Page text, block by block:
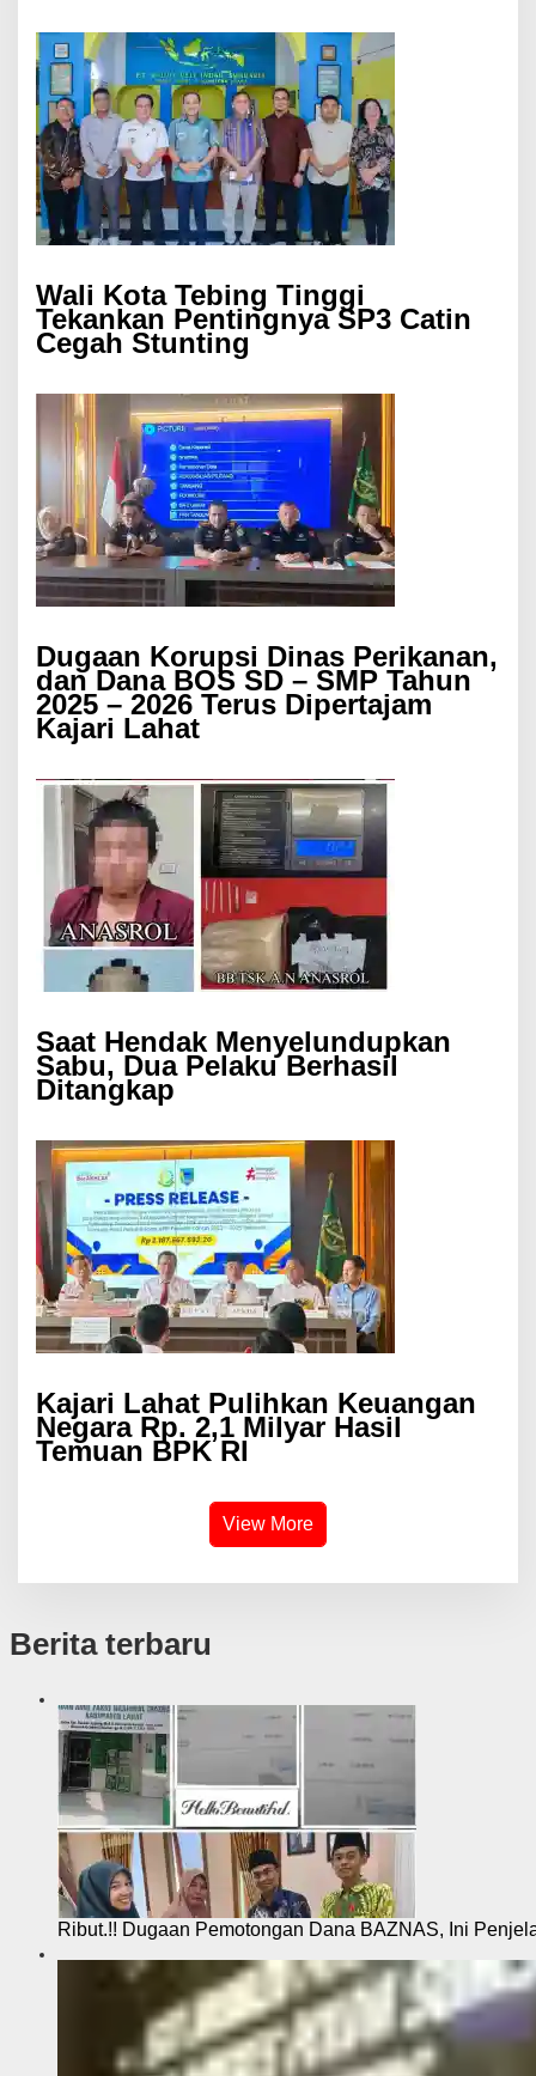
Wali Kota Tebing Tinggi
Tekankan Pentingnya SP3 Catin
Cegah Stunting
Dugaan Korupsi Dinas Perikanan,
dan Dana BOS SD – SMP Tahun
2025 – 2026 Terus Dipertajam
Kajari Lahat
Saat Hendak Menyelundupkan
Sabu, Dua Pelaku Berhasil
Ditangkap
Kajari Lahat Pulihkan Keuangan
Negara Rp. 2,1 Milyar Hasil
Temuan BPK RI
View More
Berita terbaru
Ribut.!! Dugaan Pemotongan Dana BAZNAS, Ini